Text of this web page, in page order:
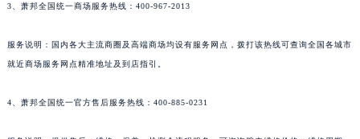
3、萧邦全国统一商场服务热线：400-967-2013
服务说明：国内各大主流商圈及高端商场均设有服务网点，拨打该热线可查询全国各城市
就近商场服务网点精准地址及到店指引。
4、萧邦全国统一官方售后服务热线：400-885-0231